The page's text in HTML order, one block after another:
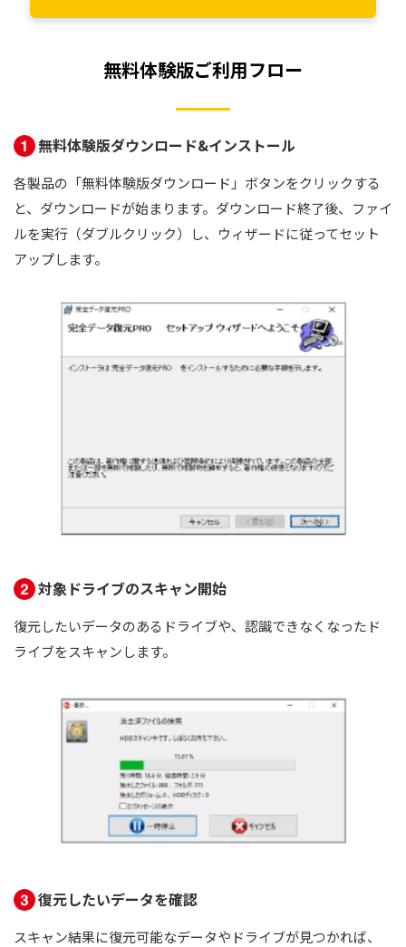
無料体験版ご利用フロー
無料体験版ダウンロード&インストール
各製品の「無料体験版ダウンロード」ボタンをクリックする
と、ダウンロードが始まります。ダウンロード終了後、ファイ
ルを実行（ダブルクリック）し、ウィザードに従ってセット
アップします。
対象ドライブのスキャン開始
復元したいデータのあるドライブや、認識できなくなったド
ライブをスキャンします。
復元したいデータを確認
スキャン結果に復元可能なデータやドライブが見つかれば、